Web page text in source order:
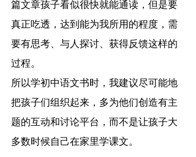
篇文章孩子看似很快就能通读，但是要
真正吃透，达到能为我所用的程度，需
要有思考、与人探讨、获得反馈这样的
过程。
所以学初中语文书时，我建议尽可能地
把孩子们组织起来，多为他们创造有主
题的互动和讨论平台，而不是让孩子大
多数时候自己在家里学课文。